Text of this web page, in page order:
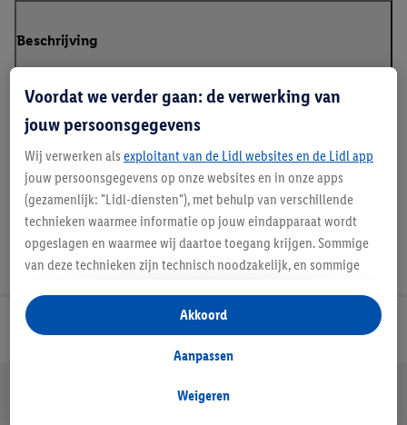
Beschrijving
Details over productveiligheid
Veilig winkelen
Voordat we verder gaan: de verwerking van
jouw persoonsgegevens
Wij verwerken als exploitant van de Lidl websites en de Lidl app
jouw persoonsgegevens op onze websites en in onze apps
(gezamenlijk: "Lidl-diensten"), met behulp van verschillende
technieken waarmee informatie op jouw eindapparaat wordt
opgeslagen en waarmee wij daartoe toegang krijgen. Sommige
van deze technieken zijn technisch noodzakelijk, en sommige
opslaan van voorkeursinstellingen, het verzamelen en
analyseren van statistieken of voor het tonen van
gepersonaliseerde reclame binnen en buiten de Lidl-diensten.
gegevens over jouw aankoopgedrag in de winkel ook voor de
Weigeren
Aanpassen
Akkoord